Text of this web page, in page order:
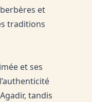
et
traditions
et ses
tandis